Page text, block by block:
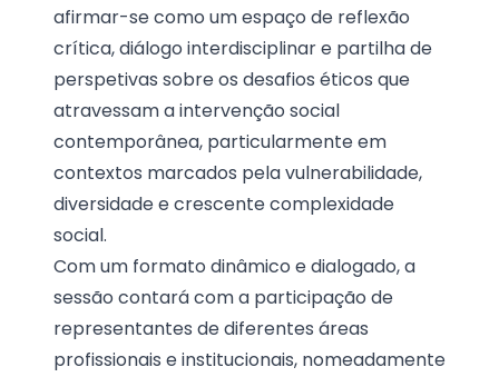
afirmar-se como um espaço de reflexão
crítica, diálogo interdisciplinar e partilha de
perspetivas sobre os desafios éticos que
atravessam a intervenção social
contemporânea, particularmente em
contextos marcados pela vulnerabilidade,
diversidade e crescente complexidade
social.
Com um formato dinâmico e dialogado, a
sessão contará com a participação de
representantes de diferentes áreas
profissionais e institucionais, nomeadamente